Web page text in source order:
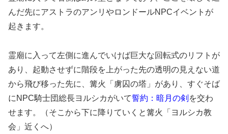
んだ先にアストラのアンリやロンドールNPCイベントが
起きます。
霊廟に入って左側に進んでいけば巨大な回転式のリフトが
あり、起動させずに階段を上がった先の透明の見えない道
から飛び移った先に、篝火「虜囚の塔」があり、すぐそば
にNPC騎士団総長ヨルシカがいて誓約：暗月の剣 を交わ
せます。（そこから下に降りていくと篝火「ヨルシカ教
会」近くへ）